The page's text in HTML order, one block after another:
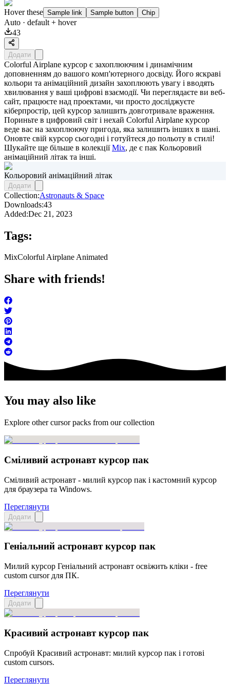
Hover these Sample link Sample button Chip
Auto · default + hover
43
Додати
Colorful Airplane курсор є захоплюючим і динамічним
доповненням до вашого комп'ютерного досвіду. Його яскраві
кольори та анімаційний дизайн захоплюють увагу і вводять
хвилювання у ваші цифрові взаємодії. Чи переглядаєте ви веб-
сайт, працюєте над проектами, чи просто досліджуєте
кіберпростір, цей курсор залишить довготривале враження.
Пориньте в цифровий світ і нехай Colorful Airplane курсор
веде вас на захоплюючу пригода, яка залишить інших в шані.
Оновте свій курсор сьогодні і готуйтеся до польоту в стилі!
Шукайте ще більше в колекціїMix, де є пак Кольоровий
анімаційний літак та інші.
Кольоровий анімаційний літак
Додати
Collection:Astronauts & Space
Downloads:43
Added:Dec 21, 2023
Tags:
MixColorful Airplane Animated
Share with friends!
You may also like
Explore other cursor packs from our collection
Сміливий астронавт курсор пак
Сміливий астронавт - милий курсор пак і кастомний курсор
для браузера та Windows.
Переглянути
Додати
Геніальний астронавт курсор пак
Милий курсор Геніальний астронавт освіжить кліки - free
custom cursor для ПК.
Переглянути
Додати
Красивий астронавт курсор пак
Спробуй Красивий астронавт: милий курсор пак і готові
custom cursors.
Переглянути